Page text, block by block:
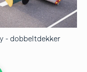
- dobbeltdekker